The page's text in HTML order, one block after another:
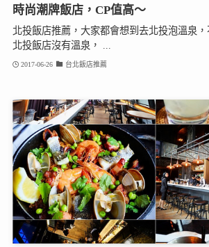
時尚潮牌飯店，CP值高～
北投飯店推薦，大家都會想到去北投泡溫泉
北投飯店沒有溫泉， ...
2017-06-26 台北飯店推薦